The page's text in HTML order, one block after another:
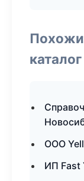
каталог
ООО
ИП Fast